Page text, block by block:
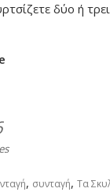
δύο ή
, συνταγή, Τα